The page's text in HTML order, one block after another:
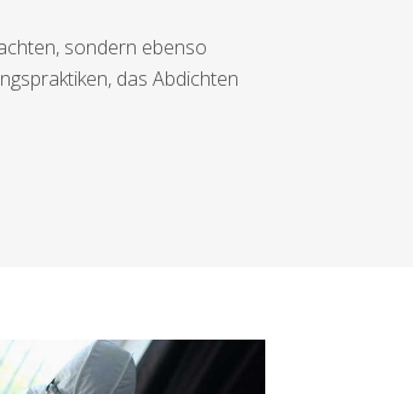
sondern ebenso
das Abdichten